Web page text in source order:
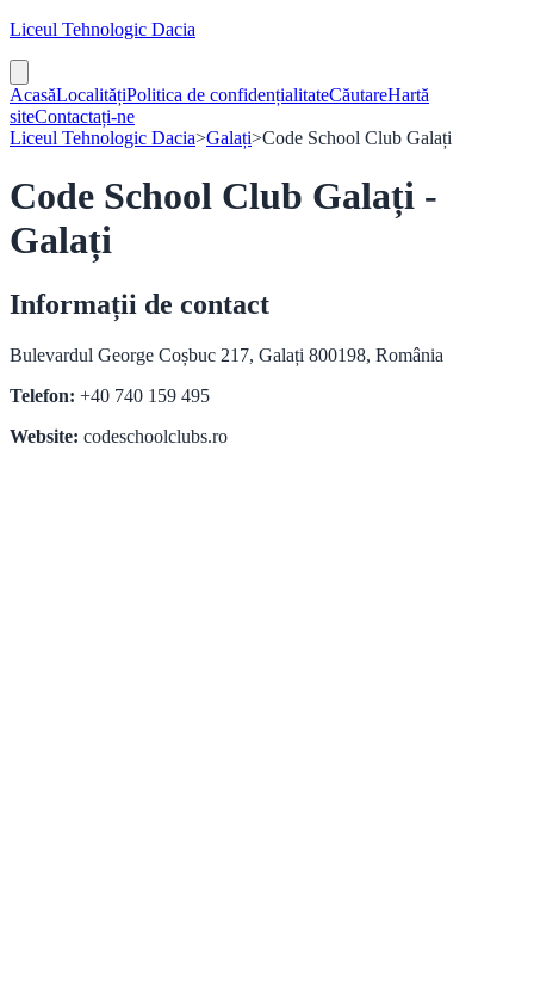
Liceul Tehnologic Dacia
AcasăLocalitățiPolitica de confidențialitateCăutareHartă
siteContactați-ne
Liceul Tehnologic Dacia>Galați>Code School Club Galați
Code School Club Galați -
Galați
Informații de contact
Bulevardul George Coșbuc 217, Galați 800198, România
Telefon: +40 740 159 495
Website: codeschoolclubs.ro